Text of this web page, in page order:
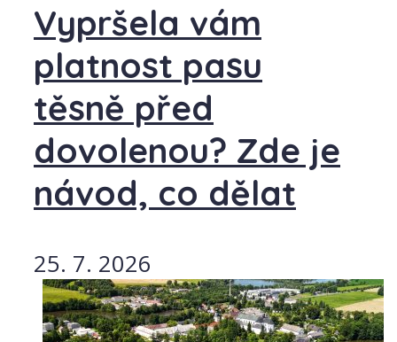
Vypršela vám
platnost pasu
těsně před
dovolenou? Zde je
návod, co dělat
25. 7. 2026